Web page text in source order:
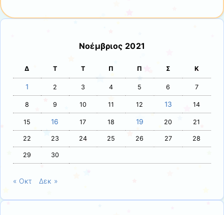
Νοέμβριος 2021
Δ Τ Τ Π Π Σ Κ
1 2 3 4 5 6 7
8 9 10 11 12 13 14
15 16 17 18 19 20 21
22 23 24 25 26 27 28
29 30
« Οκτ Δεκ »